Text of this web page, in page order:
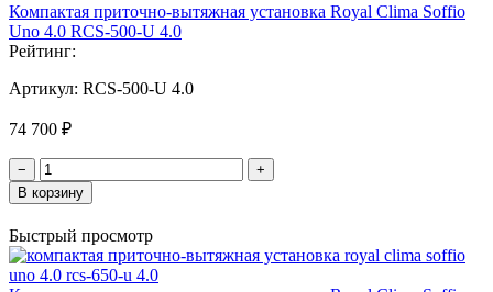
Компактая приточно-вытяжная установка Royal Clima Soffio
Uno 4.0 RCS-500-U 4.0
Рейтинг:
Артикул: RCS-500-U 4.0
74 700 ₽
−
+
В корзину
Быстрый просмотр